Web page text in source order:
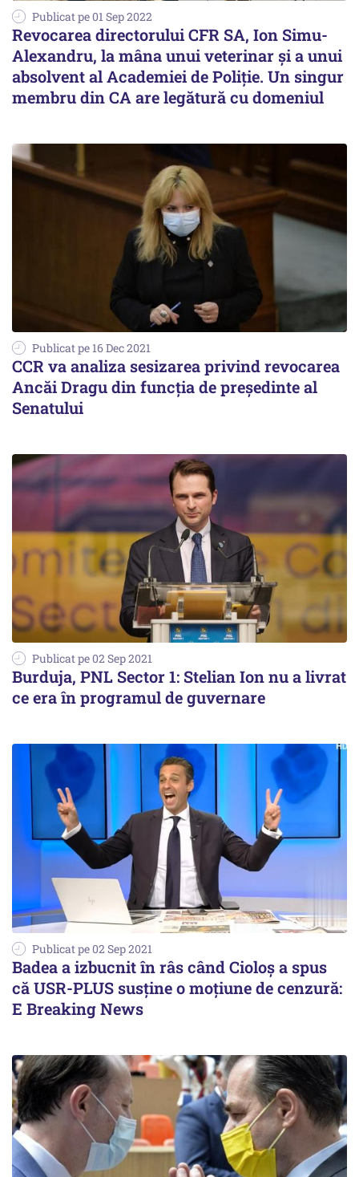
Publicat pe 01 Sep 2022
Revocarea directorului CFR SA, Ion Simu-
Alexandru, la mâna unui veterinar şi a unui
absolvent al Academiei de Poliţie. Un singur
membru din CA are legătură cu domeniul
Publicat pe 16 Dec 2021
CCR va analiza sesizarea privind revocarea
Ancăi Dragu din funcţia de preşedinte al
Senatului
Publicat pe 02 Sep 2021
Burduja, PNL Sector 1: Stelian Ion nu a livrat
ce era în programul de guvernare
Publicat pe 02 Sep 2021
Badea a izbucnit în râs când Cioloş a spus
că USR-PLUS susţine o moţiune de cenzură:
E Breaking News